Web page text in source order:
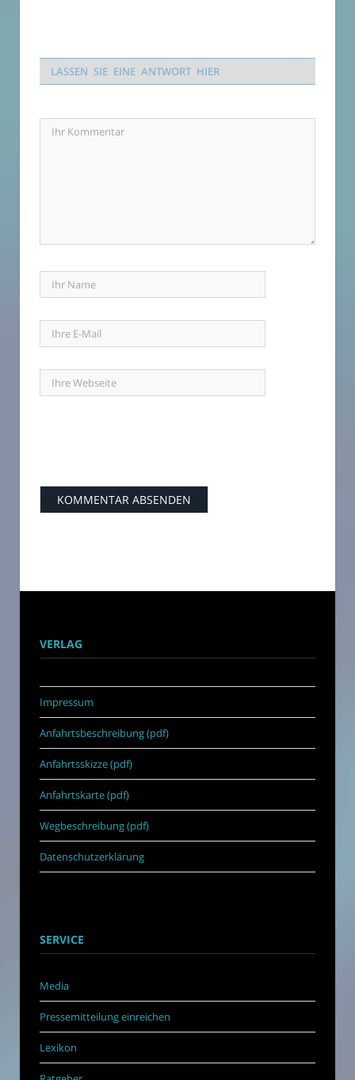
LASSEN SIE EINE ANTWORT HIER
VERLAG
Impressum
Anfahrtsbeschreibung (pdf)
Anfahrtsskizze (pdf)
Anfahrtskarte (pdf)
Wegbeschreibung (pdf)
Datenschutzerklärung
SERVICE
Media
Pressemitteilung einreichen
Lexikon